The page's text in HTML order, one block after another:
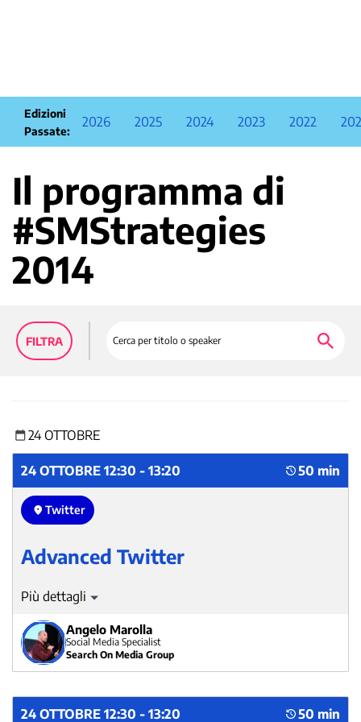
Edizioni
Passate:
2026 2025 2024 2023 2022
Il programma di
#SMStrategies
2014
Cerca per titolo o speaker
24 OTTOBRE
24 OTTOBRE 12:30 - 13:20 50 min
Twitter
Advanced Twitter
Advanced Twitter
Angelo Marolla
Social Media Specialist
Search On Media Group
24 OTTOBRE 12:30 - 13:20 50 min